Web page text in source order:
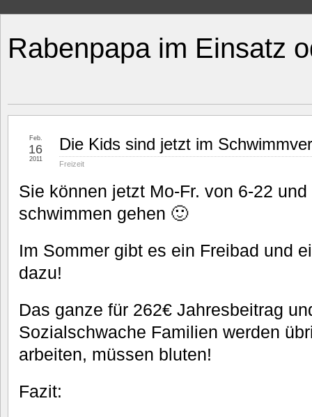
Rabenpapa im Einsatz
Die Kids sind jetzt im
Freizeit
Feb.
16
2011
Sie können jetzt Mo-Fr. von 6-22
schwimmen gehen 🙂
Im Sommer gibt es ein Freibad und
dazu!
Das ganze für 262€ Jahresbeitrag
Sozialschwache Familien werden
arbeiten, müssen bluten!
Fazit: